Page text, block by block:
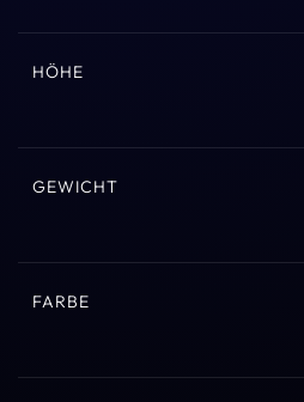
HÖHE
GEWICHT
FARBE